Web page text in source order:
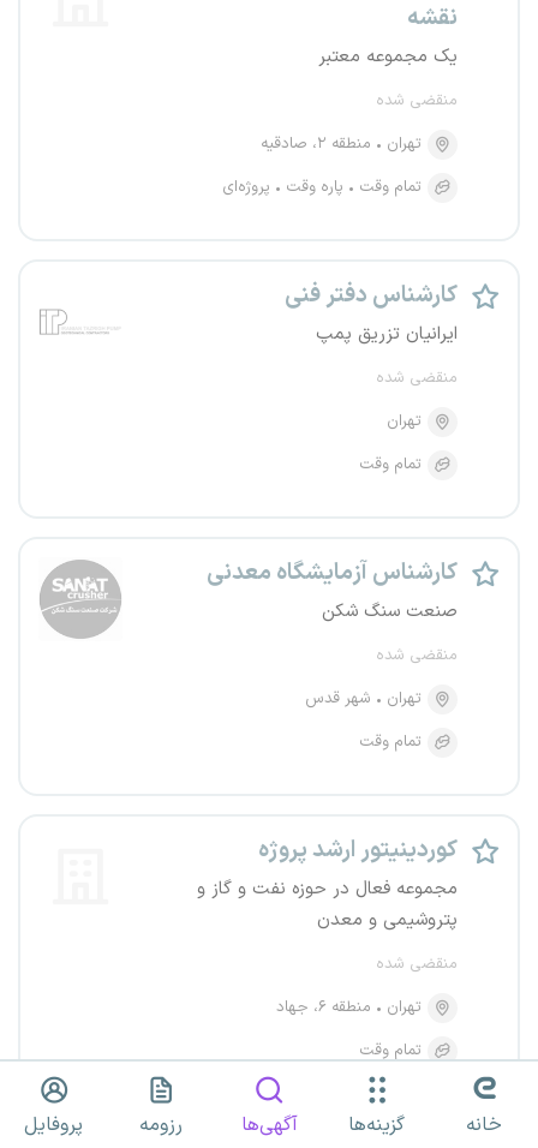
نقشه
یک مجموعه معتبر
منقضی شده
تهران
منطقه ۲، صادقیه
تمام وقت
پاره وقت پروژه‌ای
کارشناس دفتر فنی
ایرانیان تزریق پمپ
منقضی شده
تهران
تمام وقت
کارشناس آزمایشگاه معدنی
صنعت سنگ شکن
منقضی شده
تهران
شهر قدس
تمام وقت
کوردینیتور ارشد پروژه
مجموعه فعال در حوزه نفت و گاز و
پتروشیمی و معدن
منقضی شده
تهران
منطقه ۶، جهاد
تمام وقت
خانه گزینه‌ها آگهی‌ها رزومه پروفایل